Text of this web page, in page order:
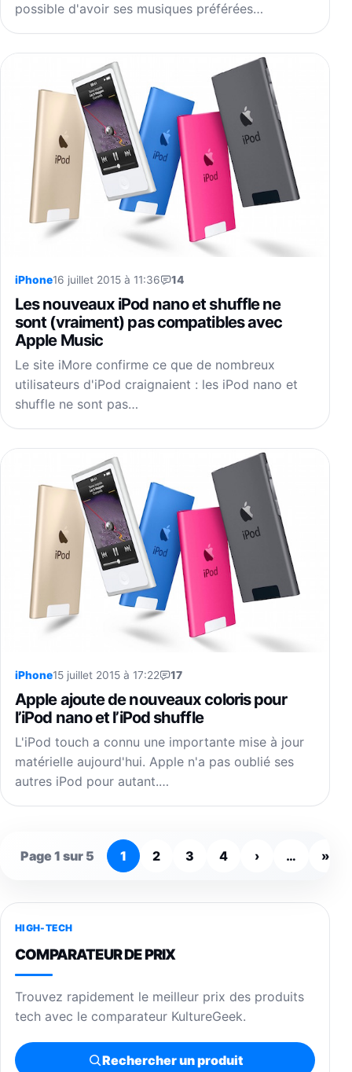
possible d'avoir ses musiques préférées…
iPhone16 juillet 2015 à 11:36 14
Les nouveaux iPod nano et shuffle ne
sont (vraiment) pas compatibles avec
Apple Music
Le site iMore confirme ce que de nombreux
utilisateurs d'iPod craignaient : les iPod nano et
shuffle ne sont pas…
iPhone15 juillet 2015 à 17:22 17
Apple ajoute de nouveaux coloris pour
l’iPod nano et l’iPod shuffle
L'iPod touch a connu une importante mise à jour
matérielle aujourd'hui. Apple n'a pas oublié ses
autres iPod pour autant.…
Page 1 sur 5 1 2 3 4 › … »
HIGH-TECH
COMPARATEUR DE PRIX
Trouvez rapidement le meilleur prix des produits
tech avec le comparateur KultureGeek.
Rechercher un produit